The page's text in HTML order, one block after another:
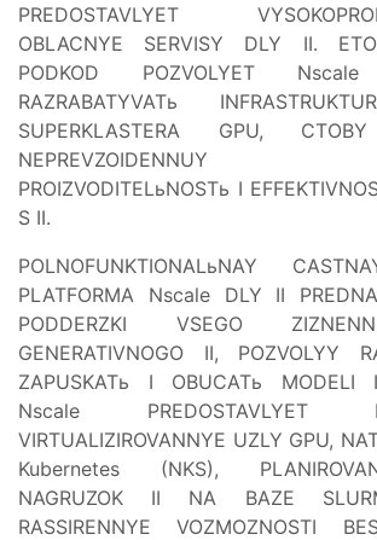
PREDOSTAVLYET
OBLACNYE SERVISY DLY II.
PODKOD POZVOLYET Nscale
RAZRABATYVATь
SUPERKLASTERA GPU,
NEPREVZOIDENNUY
PROIZVODITELьNOSTь I
S II.
POLNOFUNKTIONALьNAY
PLATFORMA Nscale DLY II
PODDERZKI VSEGO
GENERATIVNOGO II, POZVOLYY
ZAPUSKATь I OBUCATь MODELI
Nscale
VIRTUALIZIROVANNYE UZLY GPU,
Kubernetes (NKS),
NAGRUZOK II NA BAZE
RASSIRENNYE VOZMOZNOSTI